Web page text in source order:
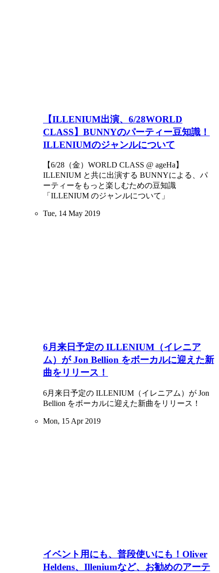
【ILLENIUM出演、6/28WORLD
CLASS】BUNNYのパーティー豆知識！
ILLENIUMのジャンルについて
【6/28（金）WORLD CLASS @ ageHa】
ILLENIUM と共に出演する BUNNYによる、パ
ーティーをもっと楽しむための豆知識
「ILLENIUM のジャンルについて」
Tue, 14 May 2019
6月来日予定の ILLENIUM（イレニア
ム）が Jon Bellion をボーカルに迎えた新
曲をリリース！
6月来日予定の ILLENIUM（イレニアム）が Jon
Bellion をボーカルに迎えた新曲をリリース！
Mon, 15 Apr 2019
イベント用にも、普段使いにも！Oliver
Heldens、Illeniumなど、お勧めのアーテ